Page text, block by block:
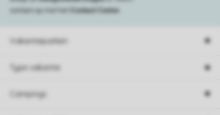
Vakantieparken
Type vakantie
Campings
contact op met het
Contact Center